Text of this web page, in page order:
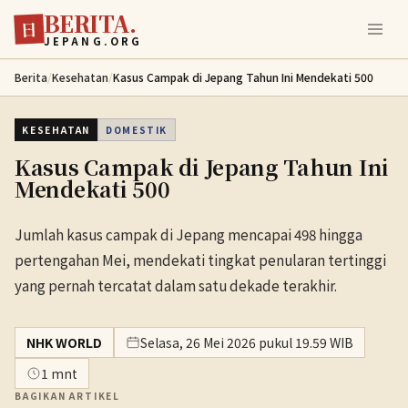
Lewati ke konten utama
日 BERITA.
JEPANG.ORG
Berita/Kesehatan/Kasus Campak di Jepang Tahun Ini Mendekati 500
KESEHATAN DOMESTIK
Kasus Campak di Jepang Tahun Ini
Mendekati 500
Jumlah kasus campak di Jepang mencapai 498 hingga
pertengahan Mei, mendekati tingkat penularan tertinggi
yang pernah tercatat dalam satu dekade terakhir.
NHK WORLD
Selasa, 26 Mei 2026 pukul 19.59 WIB
1 mnt
BAGIKAN ARTIKEL